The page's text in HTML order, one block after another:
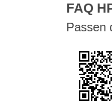
FAQ
Passen